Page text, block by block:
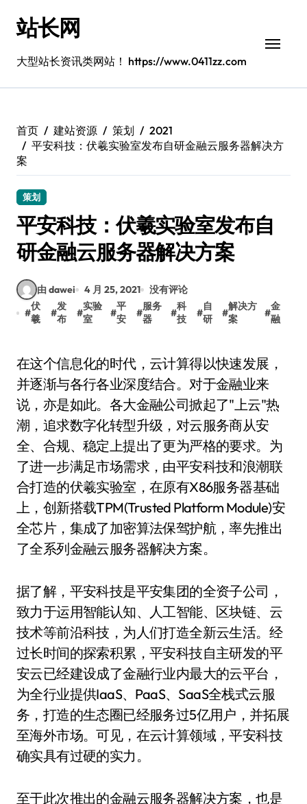
站长网
大型站长资讯类网站！ https://www.0411zz.com
首页 建站资源 策划
2021
平安科技：伏羲实验室发布自研金融云服务器解决方
案
策划
平安科技：伏羲实验室发布自
研金融云服务器解决方案
由 dawei 4 月 25, 2021
没有评论
#
伏
羲
#
发
布
#
实验
室
#
平
安
#
服务
器
#
科
技
#
自
研
#
解决方
案
#
金
融
在这个信息化的时代，云计算得以快速发展，
并逐渐与各行各业深度结合。对于金融业来
说，亦是如此。各大金融公司掀起了"上云"热
潮，追求数字化转型升级，对云服务商从安
全、合规、稳定上提出了更为严格的要求。为
了进一步满足市场需求，由平安科技和浪潮联
合打造的伏羲实验室，在原有X86服务器基础
上，创新搭载TPM(Trusted Platform Module)安
全芯片，集成了加密算法保驾护航，率先推出
了全系列金融云服务器解决方案。
据了解，平安科技是平安集团的全资子公司，
致力于运用智能认知、人工智能、区块链、云
技术等前沿科技，为人们打造全新云生活。经
过长时间的探索积累，平安科技自主研发的平
安云已经建设成了金融行业内最大的云平台，
为全行业提供IaaS、PaaS、SaaS全栈式云服
务，打造的生态圈已经服务过5亿用户，并拓展
至海外市场。可见，在云计算领域，平安科技
确实具有过硬的实力。
至于此次推出的金融云服务器解决方案，也是